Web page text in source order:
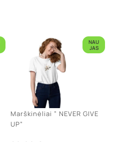
NAU
JAS
Marškinėliai ” NEVER GIVE
UP”